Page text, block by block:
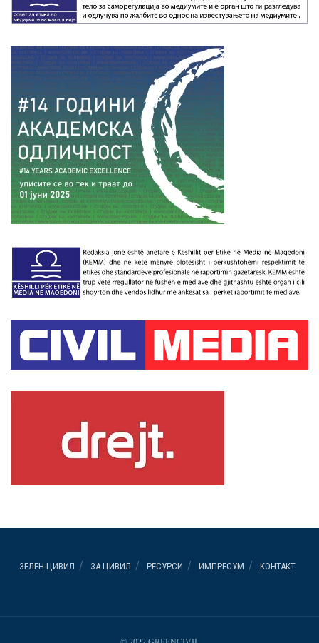
ЗЕЛЕН ЦИВИЛ ЗА ЦИВИЛ РЕСУРСИ ИМПРЕСУМ КОНТАКТ